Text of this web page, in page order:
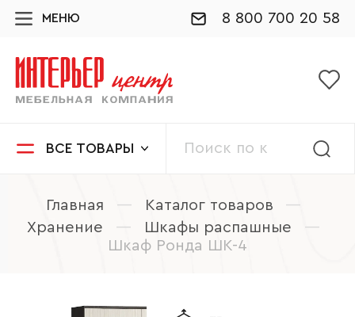
МЕНЮ 8 800 700 20 58
ВСЕ ТОВАРЫ
Главная — Каталог товаров
—
Хранение
— Шкафы распашные
—
Шкаф Ронда ШК-4